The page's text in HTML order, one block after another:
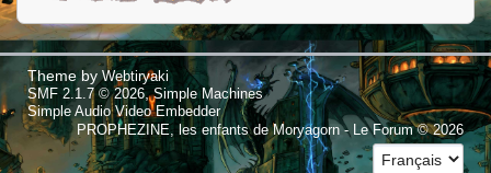
Theme byWebtiryaki
SMF 2.1.7 © 2026,Simple Machines
Simple Audio Video Embedder
PROPHEZINE, les enfants de Moryagorn - Le Forum © 2026